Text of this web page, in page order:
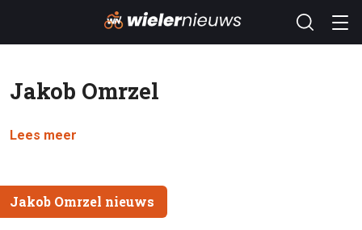
Jakob Omrzel
Lees meer
Jakob Omrzel nieuws